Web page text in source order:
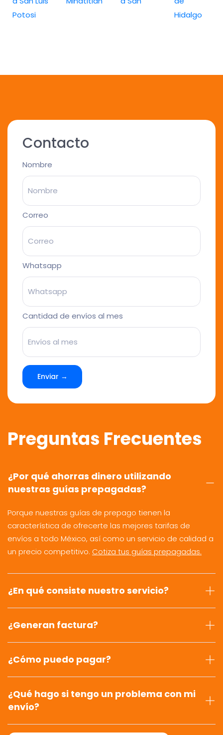
Potosi
Hidalgo
Contacto
Nombre
Correo
Whatsapp
Cantidad de envíos al mes
Enviar →
Preguntas Frecuentes
¿Por qué ahorras dinero utilizando
nuestras guías prepagadas?
Porque nuestras guías de prepago tienen la
característica de ofrecerte las mejores tarifas de
envíos a todo México, así como un servicio de calidad a
un precio competitivo. Cotiza tus guías prepagadas.
¿En qué consiste nuestro servicio?
¿Generan factura?
¿Cómo puedo pagar?
¿Qué hago si tengo un problema con mi
envío?